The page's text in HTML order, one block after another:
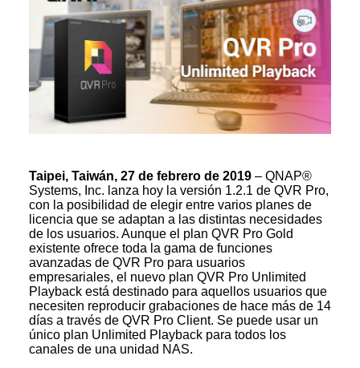
Taipei, Taiwán, 27 de febrero de 2019 – QNAP®
Systems, Inc. lanza hoy la versión 1.2.1 de QVR Pro,
con la posibilidad de elegir entre varios planes de
licencia que se adaptan a las distintas necesidades
de los usuarios. Aunque el plan QVR Pro Gold
existente ofrece toda la gama de funciones
avanzadas de QVR Pro para usuarios
empresariales, el nuevo plan QVR Pro Unlimited
Playback está destinado para aquellos usuarios que
necesiten reproducir grabaciones de hace más de 14
días a través de QVR Pro Client. Se puede usar un
único plan Unlimited Playback para todos los
canales de una unidad NAS.